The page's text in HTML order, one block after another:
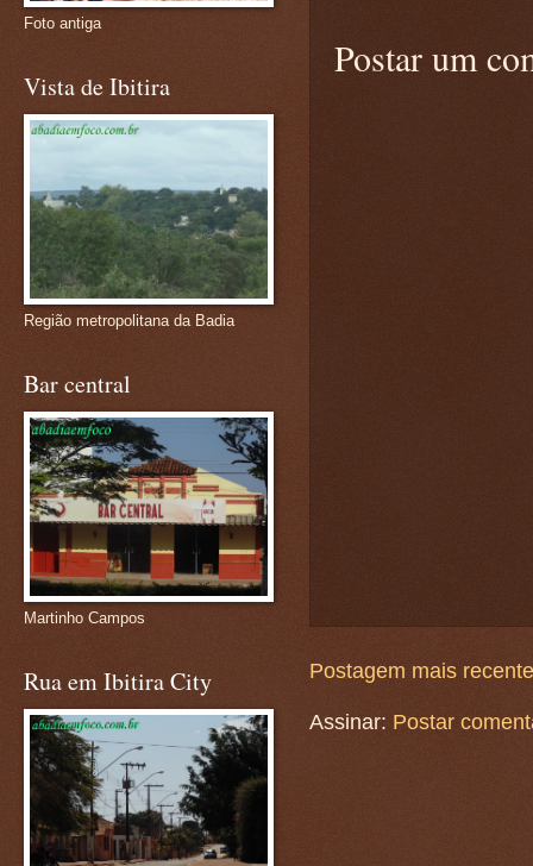
Postar um
Postagem mais recente
Assinar: Postar
Foto antiga
Vista de Ibitira
Região metropolitana da Badia
Bar central
Martinho Campos
Rua em Ibitira City